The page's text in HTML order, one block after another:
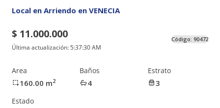
Local en Arriendo en VENECIA
$ 11.000.000
Última actualización:5:37:30 AM
Código: 90472
Area
160.00 m2
Baños
4
Estrato
3
Estado